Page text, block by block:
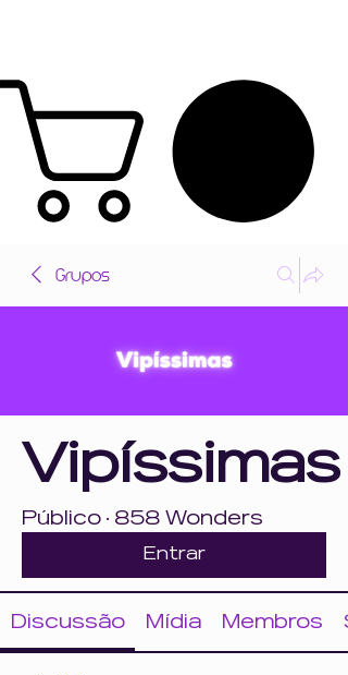
Grupos
Vipíssimas
Público · 858 Wonders
Entrar
Discussão Mídia Membros